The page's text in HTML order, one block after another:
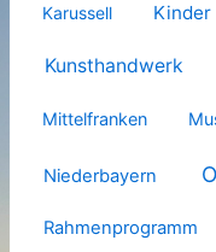
Karussell Kinder
Kunsthandwerk
Mittelfranken
Niederbayern
Rahmenprogramm